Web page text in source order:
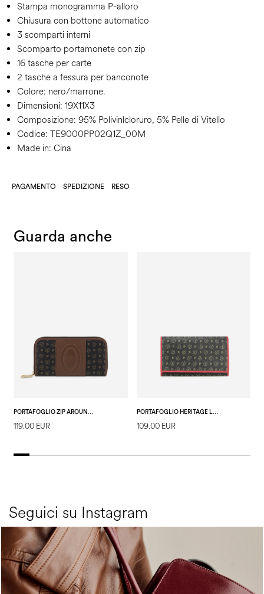
Stampa monogramma P-alloro
Chiusura con bottone automatico
3 scomparti interni
Scomparto portamonete con zip
16 tasche per carte
2 tasche a fessura per banconote
Colore: nero/marrone.
Dimensioni: 19X11X3
Composizione: 95% Polivinlcloruro, 5% Pelle di Vitello
Codice: TE9000PP02Q1Z_00M
Made in: Cina
PAGAMENTO SPEDIZIONE RESO
Guarda anche
PORTAFOGLIO ZIP AROUND HERITAGE 70 NERO/MARRONE.
119.00 EUR
PORTAFOGLIO HERITAGE LOGO CLASSIC NERO/LACCA
109.00 EUR
Seguici su Instagram